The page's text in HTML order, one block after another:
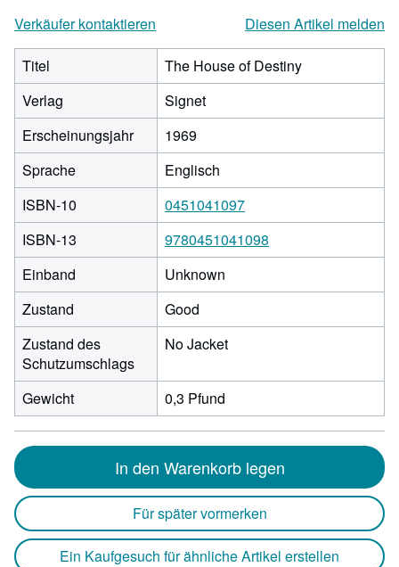
Verkäufer kontaktieren
Diesen Artikel melden
Titel
The House of Destiny
Verlag
Signet
Erscheinungsjahr
1969
Sprache
Englisch
ISBN-10
0451041097
ISBN-13
9780451041098
Einband
Unknown
Zustand
Good
Zustand des
Schutzumschlags
No Jacket
Gewicht 0,3 Pfund
In den Warenkorb legen
Für später vormerken
Ein Kaufgesuch für ähnliche Artikel erstellen